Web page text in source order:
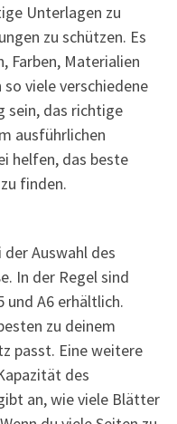
Unterlagen zu
zu schützen. Es
Farben, Materialien
viele verschiedene
sein, das richtige
ausführlichen
helfen, das beste
finden.
Auswahl des
In der Regel sind
und A6 erhältlich.
zu deinem
passt. Eine weitere
des
an, wie viele Blätter